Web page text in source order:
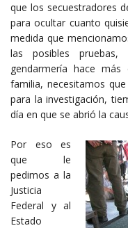
que los secuestradores
para ocultar cuanto
medida que
las posibles pruebas,
gendarmería hace
familia, necesitamos
para la investigación,
día en que se abrió la
Por eso es
que le
pedimos a la
Justicia
Federal y al
Estado